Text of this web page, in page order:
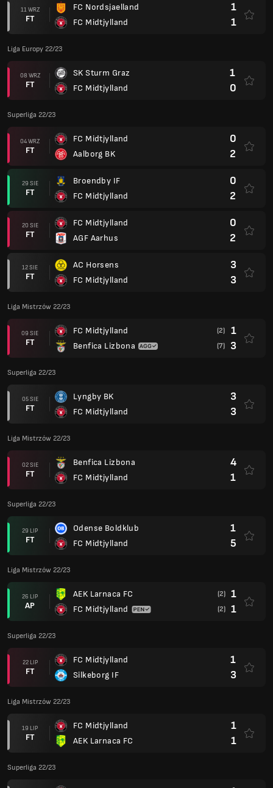
11 WRZ
FT
FC Nordsjaelland
FC Midtjylland
1
1
Liga Europy 22/23
08 WRZ
FT
SK Sturm Graz
FC Midtjylland
1
0
Superliga 22/23
04 WRZ
FT
FC Midtjylland
Aalborg BK
0
2
29 SIE
FT
Broendby IF
FC Midtjylland
0
2
20 SIE
FT
FC Midtjylland
AGF Aarhus
0
2
12 SIE
FT
AC Horsens
FC Midtjylland
3
3
Liga Mistrzów 22/23
09 SIE
FT
FC Midtjylland
Benfica Lizbona
(2) 1
(7) 3
Superliga 22/23
05 SIE
FT
Lyngby BK
FC Midtjylland
3
3
Liga Mistrzów 22/23
02 SIE
FT
Benfica Lizbona
FC Midtjylland
4
1
Superliga 22/23
29 LIP
FT
Odense Boldklub
FC Midtjylland
1
5
Liga Mistrzów 22/23
26 LIP
AP
AEK Larnaca FC
FC Midtjylland
(2) 1
(2) 1
Superliga 22/23
22 LIP
FT
FC Midtjylland
Silkeborg IF
1
3
Liga Mistrzów 22/23
19 LIP
FT
FC Midtjylland
AEK Larnaca FC
1
1
Superliga 22/23